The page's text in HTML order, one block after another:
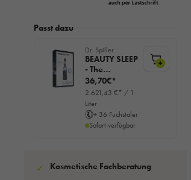
Passt dazu
Dr. Spiller
BEAUTY SLEEP
- The
Regenerating
Ampoule,
7x2ml
36,70€*
2.621,43 €* / 1
Liter
+ 36 Fuchstaler
Sofort verfügbar
+
✓ Kosmetische Fachberatung